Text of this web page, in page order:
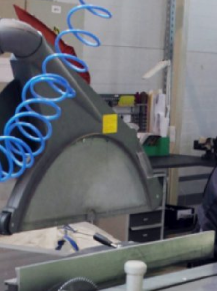
Metaaltechniek (Verspanen
productietechniek) (BOL)
Sittard, Arendstraat
Niveau:Niveau 2
Duur:
2 jaar
Leerweg:
BOL
Arendstraat
6135KT Sittard-Geleen
Telefoon:088 - 001 50 00
E-mailadres:
info@vistacollege.nl
Aanmelden voor deze locatie